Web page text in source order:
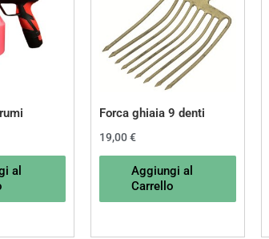
al
Forca ghiaia 9 denti
19,00€
Aggiungi al
Carrello